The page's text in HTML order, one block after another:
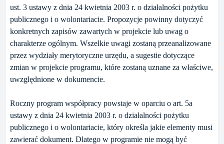
ust. 3 ustawy z dnia 24 kwietnia 2003 r. o działalności pożytku
publicznego i o wolontariacie. Propozycje powinny dotyczyć
konkretnych zapisów zawartych w projekcie lub uwag o
charakterze ogólnym. Wszelkie uwagi zostaną przeanalizowane
przez wydziały merytoryczne urzędu, a sugestie dotyczące
zmian w projekcie programu, które zostaną uznane za właściwe,
uwzględnione w dokumencie.
Roczny program współpracy powstaje w oparciu o art. 5a
ustawy z dnia 24 kwietnia 2003 r. o działalności pożytku
publicznego i o wolontariacie, który określa jakie elementy musi
zawierać dokument. Dlatego w programie nie mogą być